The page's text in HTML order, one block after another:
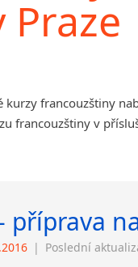
francouzštiny
francouzštiny v
příprava
| Poslední